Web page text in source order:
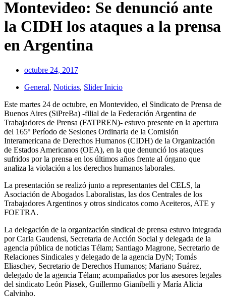
Montevideo: Se denunció ante
la CIDH los ataques a la prensa
en Argentina
octubre 24, 2017
General, Noticias, Slider Inicio
Este martes 24 de octubre, en Montevideo, el Sindicato de Prensa de
Buenos Aires (SiPreBa) -filial de la Federación Argentina de
Trabajadores de Prensa (FATPREN)- estuvo presente en la apertura
del 165º Período de Sesiones Ordinaria de la Comisión
Interamericana de Derechos Humanos (CIDH) de la Organización
de Estados Americanos (OEA), en la que denunció los ataques
sufridos por la prensa en los últimos años frente al órgano que
analiza la violación a los derechos humanos laborales.
La presentación se realizó junto a representantes del CELS, la
Asociación de Abogados Laboralistas, las dos Centrales de los
Trabajadores Argentinos y otros sindicatos como Aceiteros, ATE y
FOETRA.
La delegación de la organización sindical de prensa estuvo integrada
por Carla Gaudensi, Secretaria de Acción Social y delegada de la
agencia pública de noticias Télam; Santiago Magrone, Secretario de
Relaciones Sindicales y delegado de la agencia DyN; Tomás
Eliaschev, Secretario de Derechos Humanos; Mariano Suárez,
delegado de la agencia Télam; acompañados por los asesores legales
del sindicato León Piasek, Guillermo Gianibelli y María Alicia
Calvinho.